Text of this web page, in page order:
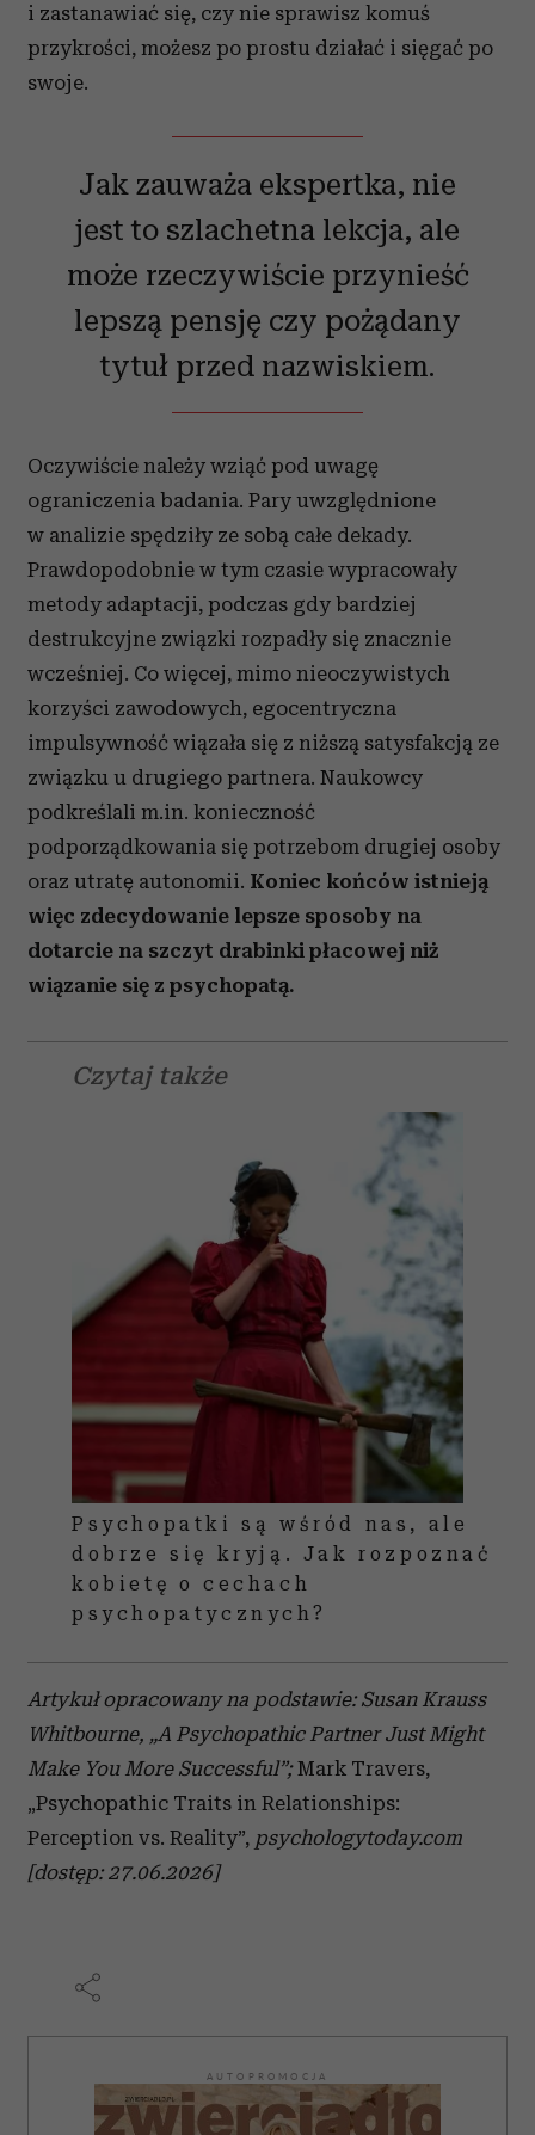
i zastanawiać się, czy nie sprawisz komuś
przykrości, możesz po prostu działać i sięgać po
swoje.
Jak zauważa ekspertka, nie
jest to szlachetna lekcja, ale
może rzeczywiście przynieść
lepszą pensję czy pożądany
tytuł przed nazwiskiem.
Oczywiście należy wziąć pod uwagę
ograniczenia badania. Pary uwzględnione
w analizie spędziły ze sobą całe dekady.
Prawdopodobnie w tym czasie wypracowały
metody adaptacji, podczas gdy bardziej
destrukcyjne związki rozpadły się znacznie
wcześniej. Co więcej, mimo nieoczywistych
korzyści zawodowych, egocentryczna
impulsywność wiązała się z niższą satysfakcją ze
związku u drugiego partnera. Naukowcy
podkreślali m.in. konieczność
podporządkowania się potrzebom drugiej osoby
oraz utratę autonomii. Koniec końców istnieją
więc zdecydowanie lepsze sposoby na
dotarcie na szczyt drabinki płacowej niż
wiązanie się z psychopatą.
Czytaj także
Psychopatki są wśród nas, ale
dobrze się kryją. Jak rozpoznać
kobietę o cechach
psychopatycznych?
Artykuł opracowany na podstawie: Susan Krauss
Whitbourne, „A Psychopathic Partner Just Might
Make You More Successful”;Mark Travers,
„Psychopathic Traits in Relationships:
Perception vs. Reality”, psychologytoday.com
[dostęp: 27.06.2026]
AUTOPROMOCJA